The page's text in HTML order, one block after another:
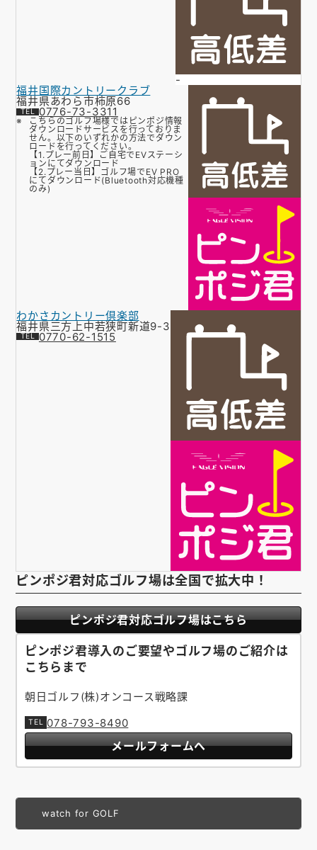
-
福井国際カントリークラブ
福井県あわら市柿原66
0776-73-3311
こちらのゴルフ場様ではピンポジ情報
ダウンロードサービスを行っておりま
せん。以下のいずれかの方法でダウン
ロードを行ってください。
【1.プレー前日】ご自宅でEVステーシ
ョンにてダウンロード
【2.プレー当日】ゴルフ場でEV PRO
にてダウンロード(Bluetooth対応機種
のみ)
わかさカントリー倶楽部
福井県三方上中若狭町新道9-3
0770-62-1515
ピンポジ君対応ゴルフ場は全国で拡大中！
ピンポジ君対応ゴルフ場はこちら
ピンポジ君導入のご要望やゴルフ場のご紹介は
こちらまで
朝日ゴルフ(株)オンコース戦略課
078-793-8490
メールフォームへ
watch for GOLF